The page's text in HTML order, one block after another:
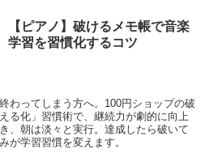
【ピアノ】破けるメモ帳で音楽
学習を習慣化するコツ
わってしまう方へ。100円ショップの破
る化」習慣術で、継続力が劇的に向上
、朝は淡々と実行。達成したら破いて
が学習習慣を変えます。